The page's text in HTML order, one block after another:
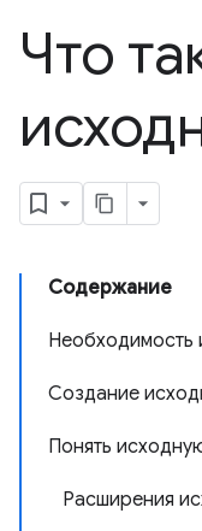
Что
Содержание
Необходимость
Создание
Понять
Расширения